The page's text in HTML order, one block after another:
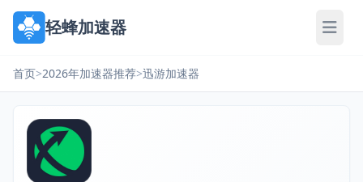
轻蜂加速器
首页>2026年加速器推荐>迅游加速器